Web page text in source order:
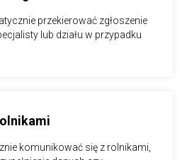
przekierować zgłoszenie
lub działu w przypadku
komunikować się z rolnikami,